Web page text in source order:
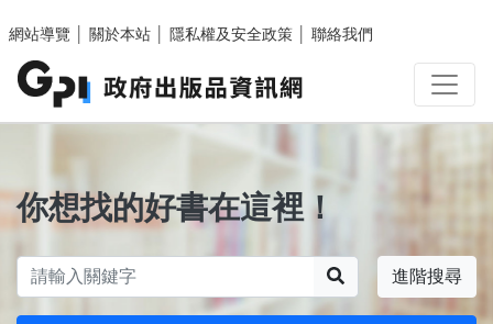
網站導覽
關於本站 隱私權及安全政策 聯絡我們
你想找的好書在這裡！
進階搜尋